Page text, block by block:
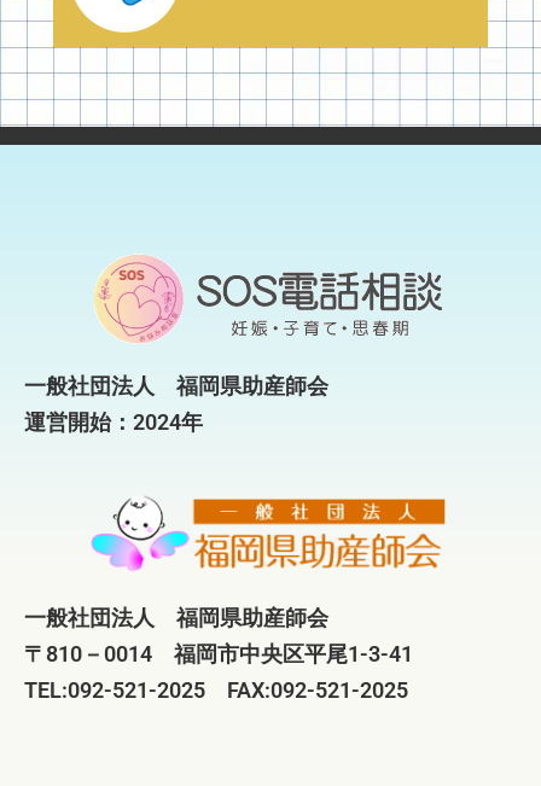
一般社団法人 福岡県助産師会
運営開始：2024年
一般社団法人 福岡県助産師会
〒810－0014 福岡市中央区平尾1-3-41
TEL:092-521-2025 FAX:092-521-2025